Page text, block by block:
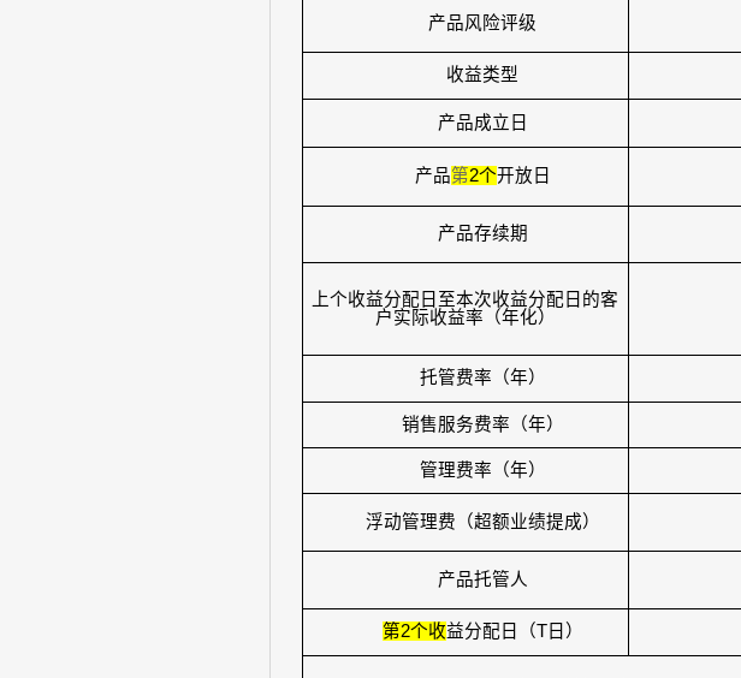
产品风险评级
收益类型
产品成立日
产品第2个开放日
产品存续期
上个收益分配日至本次收益分配日的客
户实际收益率（年化）
托管费率（年）
销售服务费率（年）
管理费率（年）
浮动管理费（超额业绩提成）
产品托管人
第2个收益分配日（T日）